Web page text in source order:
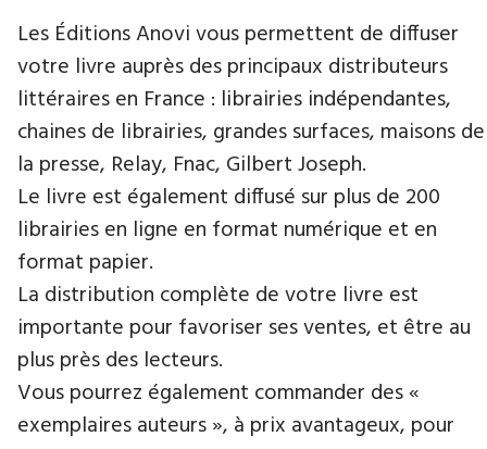
Les Éditions Anovi vous permettent de diffuser
votre livre auprès des principaux distributeurs
littéraires en France : librairies indépendantes,
chaines de librairies, grandes surfaces, maisons de
la presse, Relay, Fnac, Gilbert Joseph.
Le livre est également diffusé sur plus de 200
librairies en ligne en format numérique et en
format papier.
La distribution complète de votre livre est
importante pour favoriser ses ventes, et être au
plus près des lecteurs.
Vous pourrez également commander des «
exemplaires auteurs », à prix avantageux, pour